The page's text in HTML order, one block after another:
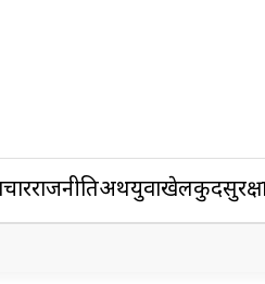
राजनीतिअर्थयुवाखेलकुद